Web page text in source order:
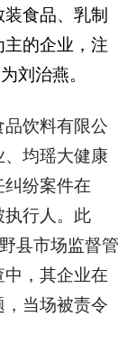
食品、乳制
的企业，注
刘治燕。
饮料有限公
均瑶大健康
纷案件在
执行人。此
县市场监督管
中，其企业在
当场被责令